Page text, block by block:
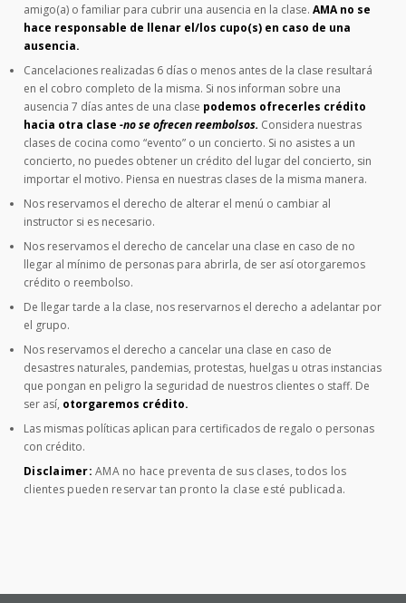
amigo(a) o familiar para cubrir una ausencia en la clase.AMA no se
hace responsable de llenar el/los cupo(s) en caso de una
ausencia.
Cancelaciones realizadas 6 días o menos antes de la clase resultará
en el cobro completo de la misma. Si nos informan sobre una
ausencia 7 días antes de una clase podemos ofrecerles crédito
hacia otra clase-no se ofrecen reembolsos. Considera nuestras
clases de cocina como “evento” o un concierto. Si no asistes a un
concierto, no puedes obtener un crédito del lugar del concierto, sin
importar el motivo. Piensa en nuestras clases de la misma manera.
Nos reservamos el derecho de alterar el menú o cambiar al
instructor si es necesario.
Nos reservamos el derecho de cancelar una clase en caso de no
llegar al mínimo de personas para abrirla, de ser así otorgaremos
crédito o reembolso.
De llegar tarde a la clase, nos reservarnos el derecho a adelantar por
el grupo.
Nos reservamos el derecho a cancelar una clase en caso de
desastres naturales, pandemias, protestas, huelgas u otras instancias
que pongan en peligro la seguridad de nuestros clientes o staff. De
ser así, otorgaremos crédito.
Las mismas políticas aplican para certificados de regalo o personas
con crédito.
Disclaimer: AMA no hace preventa de sus clases, todos los
clientes pueden reservar tan pronto la clase esté publicada.